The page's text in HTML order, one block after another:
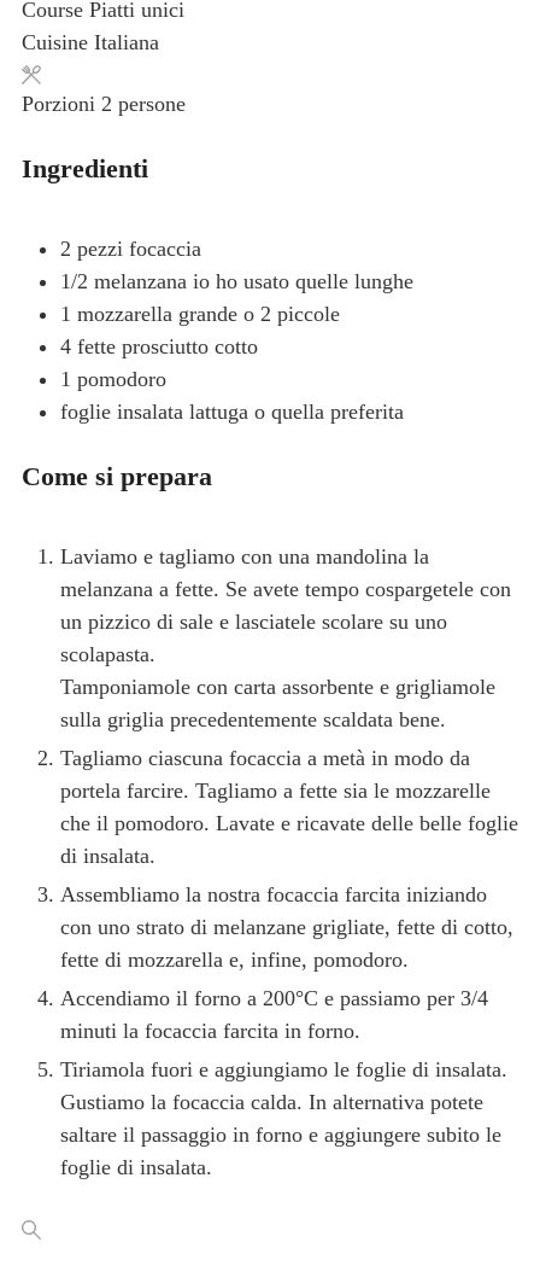
Course Piatti unici
Cuisine Italiana
Porzioni 2 persone
Ingredienti
2 pezzi focaccia
1/2 melanzana io ho usato quelle lunghe
1 mozzarella grande o 2 piccole
4 fette prosciutto cotto
1 pomodoro
foglie insalata lattuga o quella preferita
Come si prepara
Laviamo e tagliamo con una mandolina la
melanzana a fette. Se avete tempo cospargetele con
un pizzico di sale e lasciatele scolare su uno
scolapasta.
Tamponiamole con carta assorbente e grigliamole
sulla griglia precedentemente scaldata bene.
Tagliamo ciascuna focaccia a metà in modo da
portela farcire. Tagliamo a fette sia le mozzarelle
che il pomodoro. Lavate e ricavate delle belle foglie
di insalata.
Assembliamo la nostra focaccia farcita iniziando
con uno strato di melanzane grigliate, fette di cotto,
fette di mozzarella e, infine, pomodoro.
Accendiamo il forno a 200°C e passiamo per 3/4
minuti la focaccia farcita in forno.
Tiriamola fuori e aggiungiamo le foglie di insalata.
Gustiamo la focaccia calda. In alternativa potete
saltare il passaggio in forno e aggiungere subito le
foglie di insalata.